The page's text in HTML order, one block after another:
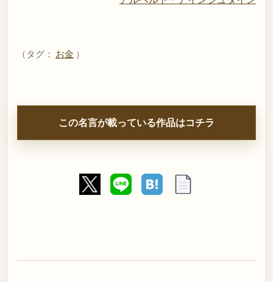
（タグ： お金 ）
この名言が載っている作品はコチラ